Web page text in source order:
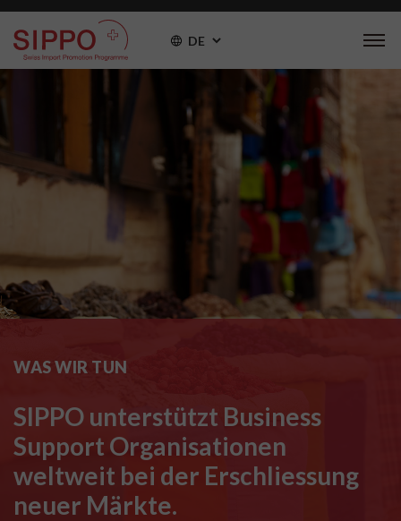
DE
WAS WIR TUN
SIPPO unterstützt Business
Support Organisationen
weltweit bei der Erschliessung
neuer Märkte.